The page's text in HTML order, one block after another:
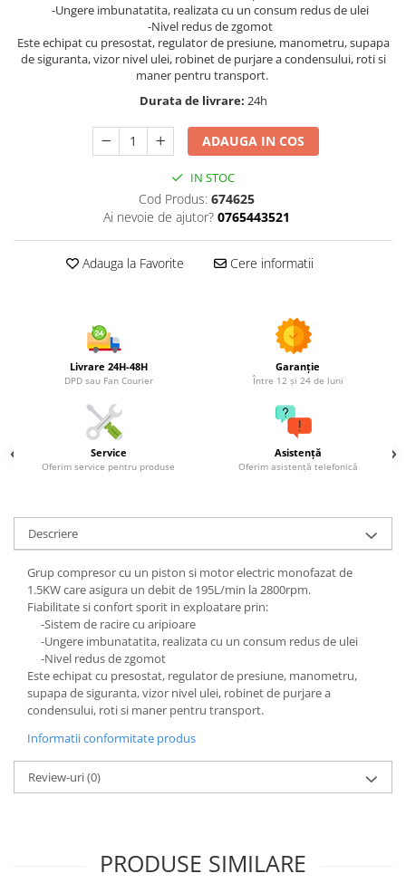
Aeratoare pentru gazon
Șuruburi autoforante
Granulatoare furaje
Mori cereale
Mașini hidraulice de despicat
Plug de scos cartofi
Freze de pamant
Cositori
Tocatoare agricole
Cultivatoare
Articole electrice
Prelungitoare
Sigurante electrice
Surse de iluminat
Plafoniere
Scule pentru construcții
Betoniere
Ciocane rotopercutoare
Plase gard
Sarma moale neagra pentru fierari
-Ungere imbunatatita, realizata cu un consum redus de ulei
-Nivel redus de zgomot
Este echipat cu presostat, regulator de presiune, manometru, supapa
de siguranta, vizor nivel ulei, robinet de purjare a condensului, roti si
maner pentru transport.
Durata de livrare: 24h
ADAUGA IN COS
IN STOC
Cod Produs: 674625
Ai nevoie de ajutor? 0765443521
Adauga la Favorite Cere informatii
Livrare 24H-48H
DPD sau Fan Courier
Garanție
Între 12 și 24 de luni
Service
Oferim service pentru produse
Asistență
Oferim asistență telefonică
Descriere
Grup compresor cu un piston si motor electric monofazat de
1.5KW care asigura un debit de 195L/min la 2800rpm.
Fiabilitate si confort sporit in exploatare prin:
-Sistem de racire cu aripioare
-Ungere imbunatatita, realizata cu un consum redus de ulei
-Nivel redus de zgomot
Este echipat cu presostat, regulator de presiune, manometru,
supapa de siguranta, vizor nivel ulei, robinet de purjare a
condensului, roti si maner pentru transport.
Informatii conformitate produs
Review-uri(0)
PRODUSE SIMILARE